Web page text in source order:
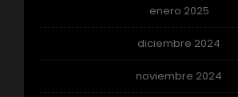
enero 2025
diciembre 2024
noviembre 2024